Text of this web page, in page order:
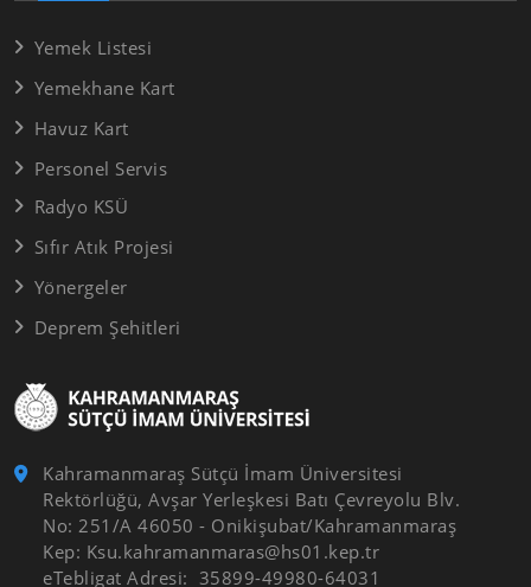
Kahramanmaraş Sütçü İmam Üniversitesi
Rektörlüğü, Avşar Yerleşkesi Batı Çevreyolu Blv.
No: 251/A 46050 - Onikişubat/Kahramanmaraş
Kep: Ksu.kahramanmaras@hs01.kep.tr
eTebligat Adresi: 35899-49980-64031
Yemek Listesi
Yemekhane Kart
Havuz Kart
Personel Servis
Radyo KSÜ
Sıfır Atık Projesi
Yönergeler
Deprem Şehitleri